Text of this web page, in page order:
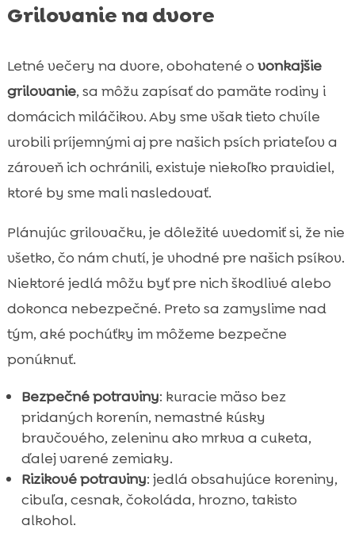
Grilovanie na dvore
Letné večery na dvore, obohatené o vonkajšie
grilovanie, sa môžu zapísať do pamäte rodiny i
domácich miláčikov. Aby sme však tieto chvíle
urobili príjemnými aj pre našich psích priateľov a
zároveň ich ochránili, existuje niekoľko pravidiel,
ktoré by sme mali nasledovať.
Plánujúc grilovačku, je dôležité uvedomiť si, že nie
všetko, čo nám chutí, je vhodné pre našich psíkov.
Niektoré jedlá môžu byť pre nich škodlivé alebo
dokonca nebezpečné. Preto sa zamyslime nad
tým, aké pochúťky im môžeme bezpečne
ponúknuť.
Bezpečné potraviny: kuracie mäso bez
pridaných korenín, nemastné kúsky
bravčového, zeleninu ako mrkva a cuketa,
ďalej varené zemiaky.
Rizikové potraviny: jedlá obsahujúce koreniny,
cibuľa, cesnak, čokoláda, hrozno, takisto
alkohol.